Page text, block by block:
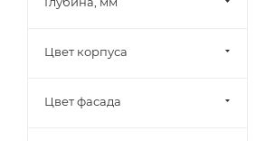
Миф (
(Сведства VMG Industry)
SV-Мебель (
Цвет корпуса
Цвет фасада